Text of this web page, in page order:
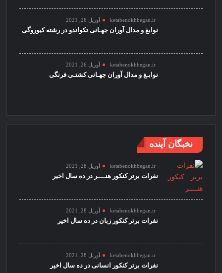
ketabenokhbegan.ir آوریل 26, 2021
نوابغ و مدال آوران جهـانی تکواندو در رشته کیوروگی
ketabenokhbegan.ir آوریل 26, 2021
نوابـغ و مدال آوران جهـانی کشتـی فرنگی
نخبگان آینده
ketabenokhbegan.ir آوریل 28, 2021
نفرات برتر کنکور هنــــر در ده سال اخیر
ketabenokhbegan.ir آوریل 28, 2021
نفرات برتر کنکور زبان در ده سال اخیر
ketabenokhbegan.ir آوریل 28, 2021
نفرات برتر کنکور انسانی در ده سال اخیر